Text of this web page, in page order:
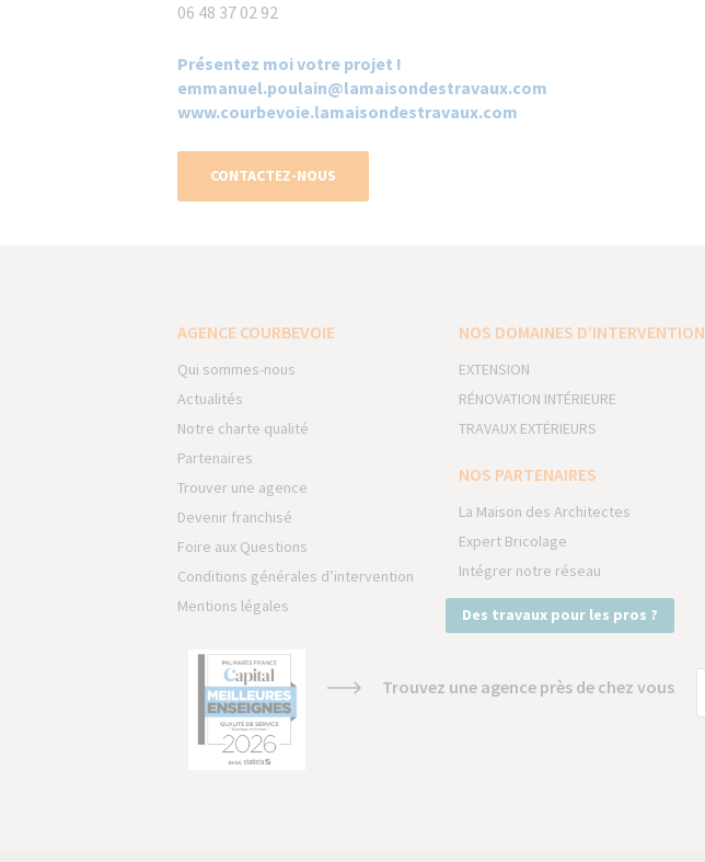
06 48 37 02 92
Présentez moi votre projet !
emmanuel.poulain@lamaisondestravaux.com​
www.courbevoie.lamaisondestravaux.com
CONTACTEZ-NOUS
AGENCE COURBEVOIE
Qui sommes-nous
Actualités
Notre charte qualité
Partenaires
Trouver une agence
Devenir franchisé
Foire aux Questions
Conditions générales d’intervention
Mentions légales
NOS DOMAINES D’INTERVENTION
EXTENSION
RÉNOVATION INTÉRIEURE
TRAVAUX EXTÉRIEURS
NOS PARTENAIRES
La Maison des Architectes
Expert Bricolage
Intégrer notre réseau
Des travaux pour les pros ?
Trouvez une agence près de chez vous